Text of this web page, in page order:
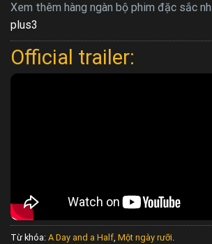
Xem thêm hàng ngàn bộ phim đặc sắc
plus3
Official trailer:
Từ khóa: A Day and a Half Một ngày rưỡi